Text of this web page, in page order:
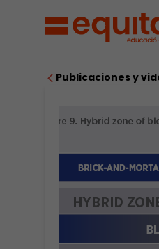
Publicaciones y